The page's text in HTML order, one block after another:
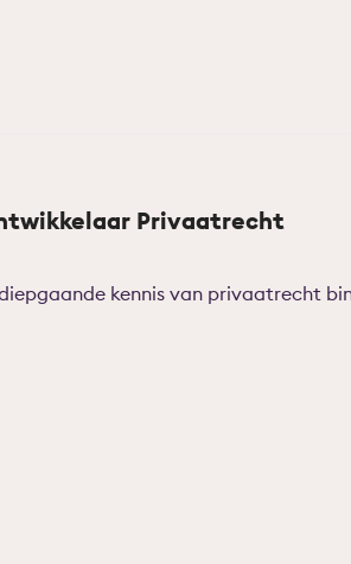
Privaatrecht
kennis van privaatrecht